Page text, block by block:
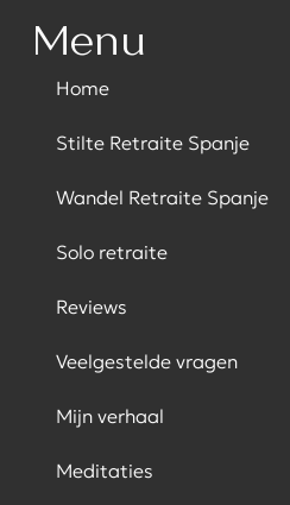
Menu
Home
Stilte Retraite Spanje
Wandel Retraite Spanje
Solo retraite
Reviews
Veelgestelde vragen
Mijn verhaal
Meditaties